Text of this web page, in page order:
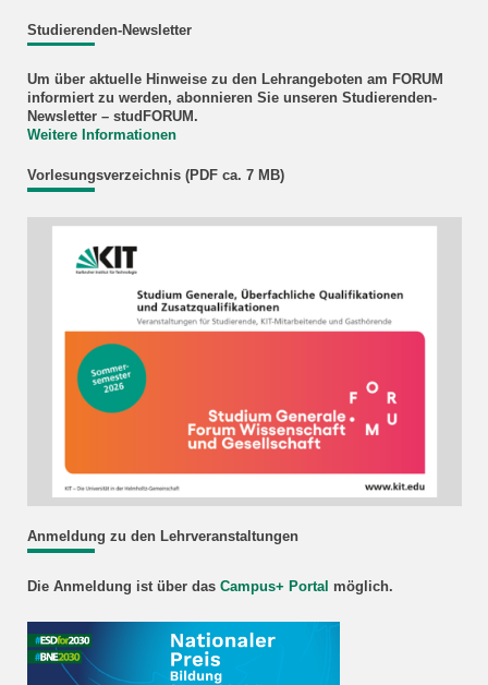
Studierenden-Newsletter
Um über aktuelle Hinweise zu den Lehrangeboten am FORUM
informiert zu werden, abonnieren Sie unseren Studierenden-
Newsletter – studFORUM.
Weitere Informationen
Vorlesungsverzeichnis (PDF ca. 7 MB)
Anmeldung zu den Lehrveranstaltungen
Die Anmeldung ist über das Campus+ Portal möglich.